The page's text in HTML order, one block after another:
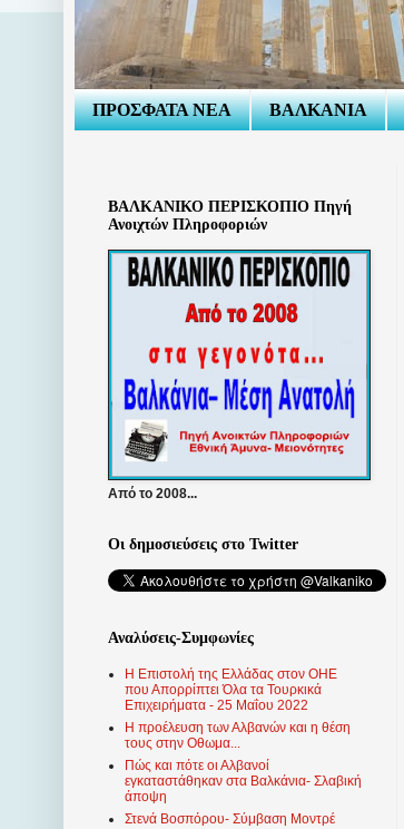
ΠΡΟΣΦΑΤΑ ΝΕΑ ΒΑΛΚΑΝΙΑ
ΒΑΛΚΑΝΙΚΟ ΠΕΡΙΣΚΟΠΙΟ Πηγή
Ανοιχτών Πληροφοριών
Από το 2008...
Οι δημοσιεύσεις στο Twitter
Αναλύσεις-Συμφωνίες
Η Επιστολή της Ελλάδας στον ΟΗΕ
που Απορρίπτει Όλα τα Τουρκικά
Επιχειρήματα - 25 Μαΐου 2022
Η προέλευση των Αλβανών και η θέση
τους στην Οθωμα...
Πώς και πότε οι Αλβανοί
εγκαταστάθηκαν στα Βαλκάνια- Σλαβική
άποψη
Στενά Βοσπόρου- Σύμβαση Μοντρέ